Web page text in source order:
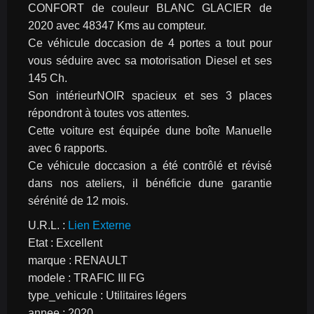
CONFORT de couleur BLANC GLACIER de
2020 avec 48347 Kms au compteur.
Ce véhicule doccasion de 4 portes a tout pour
vous séduire avec sa motorisation Diesel et ses
145 Ch.
Son intérieurNOIR spacieux et ses 3 places
répondront à toutes vos attentes.
Cette voiture est équipée dune boîte Manuelle
avec 6 rapports.
Ce véhicule doccasion a été contrôlé et révisé
dans nos ateliers, il bénéficie dune garantie
sérénité de 12 mois.
U.R.L. : Lien Externe
Etat : Excellent
marque : RENAULT
modele : TRAFIC III FG
type_vehicule : Utilitaires légers